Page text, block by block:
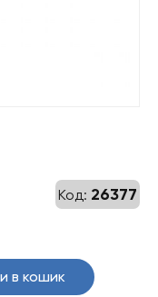
Код: 26377
в кошик